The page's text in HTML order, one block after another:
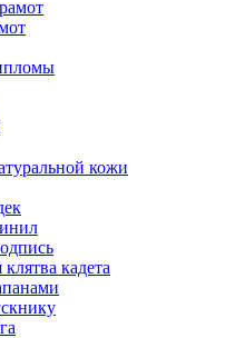
кожи
кадета